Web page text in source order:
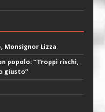
Monsignor Lizza
popolo: “Troppi rischi,
giusto”